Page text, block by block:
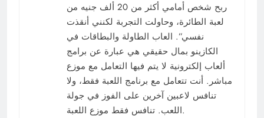
ربح شخص أمامي أكثر من 20 ألف جنيه من
لعبة الطائرة، وحاولت التجربة لكنني أنقذت
نفسي”. العاب الطاولة والبطاقات في
الكازينو بمال حقيقي هي عبارة عن برامج
ألعاب إلكترونية لا يتم فيها التعامل مع موزع
مباشر. أنت تتعامل مع برنامج اللعبة فقط، ولا
تنافس لاعبين آخرين على الفوز في جولة
اللعب. تنافس فقط موزع اللعبة.